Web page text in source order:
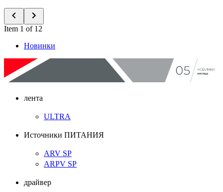
Item 1 of 12
Новинки
лента
ULTRA
Источники ПИТАНИЯ
ARV SP
ARPV SP
драйвер